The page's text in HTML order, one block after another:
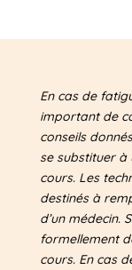
En cas de
important de
conseils
se substituer à
cours. Les
destinés à
d’un médecin.
formellement
cours. En cas